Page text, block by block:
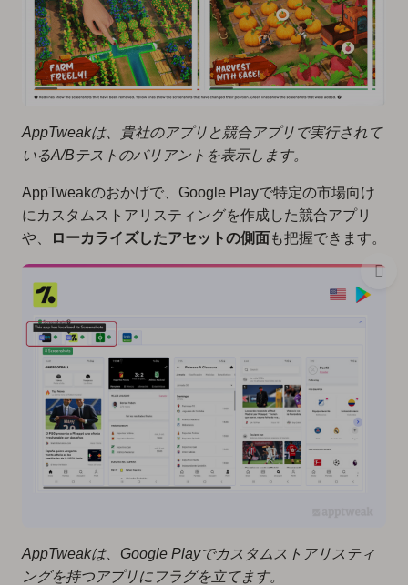
AppTweakは、貴社のアプリと競合アプリで実行されて
いるA/Bテストのバリアントを表示します。
AppTweakのおかげで、Google Playで特定の市場向け
にカスタムストアリスティングを作成した競合アプリ
や、
ローカライズしたアセットの側面も把握できます。
AppTweakは、Google Playでカスタムストアリスティ
ングを持つアプリにフラグを立てます。